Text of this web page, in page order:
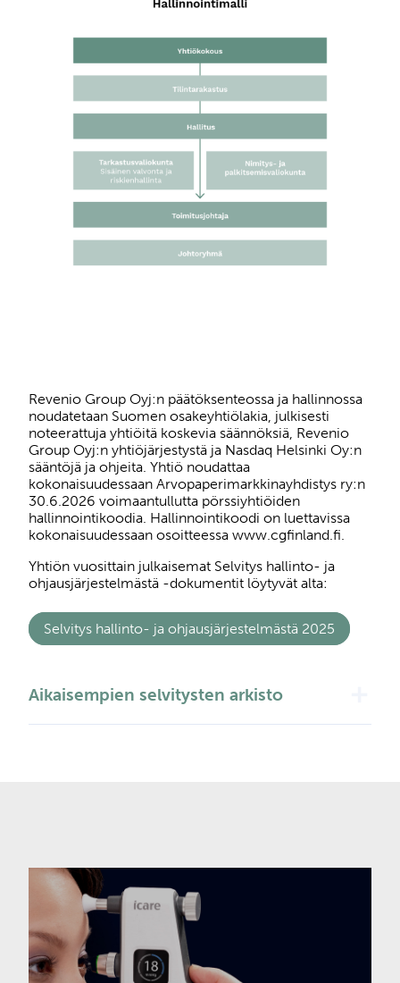
Revenio Group Oyj:n päätöksenteossa ja hallinnossa
noudatetaan Suomen osakeyhtiölakia, julkisesti
noteerattuja yhtiöitä koskevia säännöksiä, Revenio
Group Oyj:n yhtiöjärjestystä ja Nasdaq Helsinki Oy:n
sääntöjä ja ohjeita. Yhtiö noudattaa
kokonaisuudessaan Arvopaperimarkkinayhdistys ry:n
30.6.2026 voimaantullutta pörssiyhtiöiden
hallinnointikoodia. Hallinnointikoodi on luettavissa
kokonaisuudessaan osoitteessa www.cgfinland.fi.
Yhtiön vuosittain julkaisemat Selvitys hallinto- ja
ohjausjärjestelmästä -dokumentit löytyvät alta:
Selvitys hallinto- ja ohjausjärjestelmästä 2025
Aikaisempien selvitysten arkisto